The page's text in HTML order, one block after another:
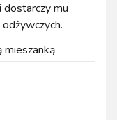
mu
mieszanką